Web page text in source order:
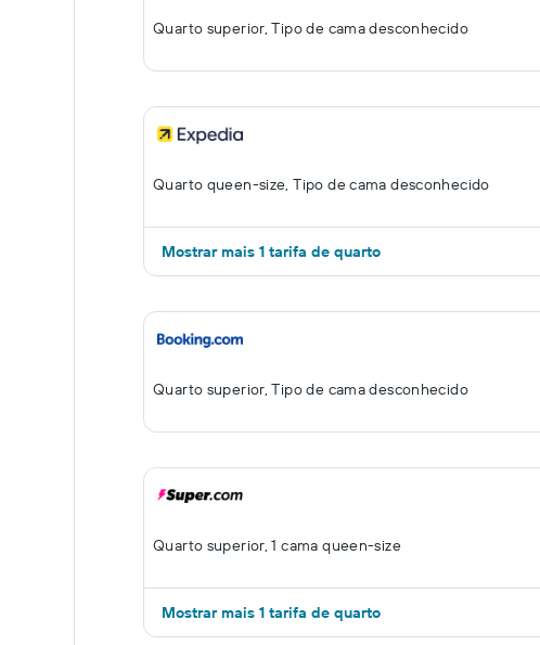
Quarto superior, Tipo de cama desconhecido
Quarto queen-size, Tipo de cama desconhecido
Mostrar mais 1 tarifa de quarto
Quarto superior, Tipo de cama desconhecido
Quarto superior, 1 cama queen-size
Mostrar mais 1 tarifa de quarto